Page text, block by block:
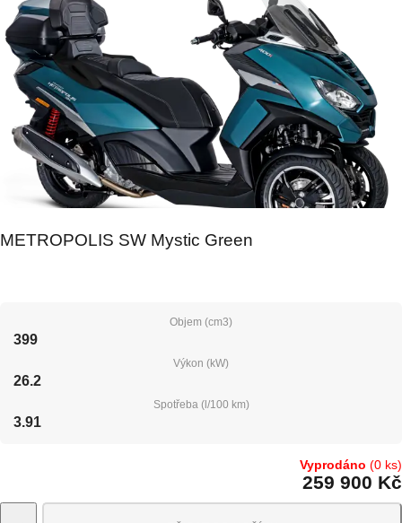
METROPOLIS SW Mystic Green
Objem (cm3)
399
Výkon (kW)
26.2
Spotřeba (l/100 km)
3.91
Vyprodáno (0 ks)
259 900 Kč